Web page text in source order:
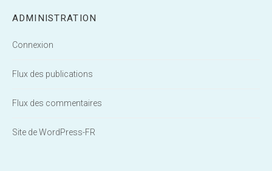
ADMINISTRATION
Connexion
Flux des publications
Flux des commentaires
Site de WordPress-FR